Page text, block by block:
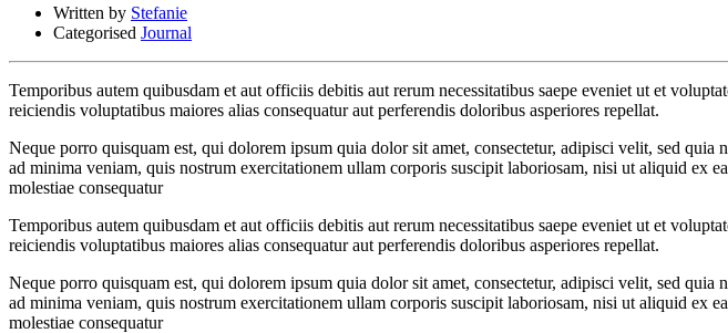
Written by Stefanie
Categorised Journal
Temporibus autem quibusdam et aut officiis debitis aut rerum necessitatibus saepe eveniet ut et
reiciendis voluptatibus maiores alias consequatur aut perferendis doloribus asperiores repellat.
Neque porro quisquam est, qui dolorem ipsum quia dolor sit amet, consectetur, adipisci velit, sed
ad minima veniam, quis nostrum exercitationem ullam corporis suscipit laboriosam, nisi ut aliquid ex
molestiae consequatur
Temporibus autem quibusdam et aut officiis debitis aut rerum necessitatibus saepe eveniet ut et
reiciendis voluptatibus maiores alias consequatur aut perferendis doloribus asperiores repellat.
Neque porro quisquam est, qui dolorem ipsum quia dolor sit amet, consectetur, adipisci velit, sed
ad minima veniam, quis nostrum exercitationem ullam corporis suscipit laboriosam, nisi ut aliquid ex
molestiae consequatur